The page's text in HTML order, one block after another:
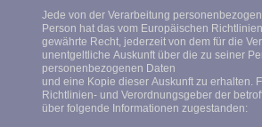
Jede von der Verarbeitung
Person hat das vom Europäischen
gewährte Recht, jederzeit von dem für die
unentgeltliche Auskunft über die zu seiner
personenbezogenen Daten
und eine Kopie dieser Auskunft zu erhalten.
Richtlinien- und Verordnungsgeber der
über folgende Informationen zugestanden: